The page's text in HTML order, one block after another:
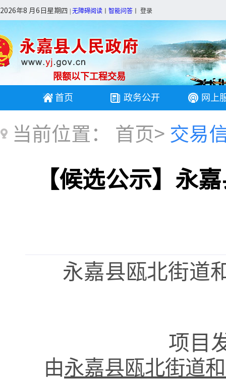
2026年8 月6日星期四 无障碍阅读 智能问答 登录
限额以下工程交易
首页 政务公开 网上
当前位置： 首页> 交易
【候选公示】永
永嘉县瓯北街道
项目
由永嘉县瓯北街道